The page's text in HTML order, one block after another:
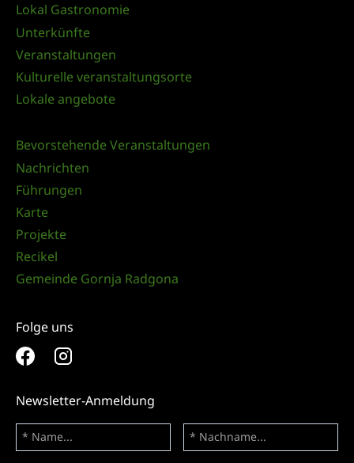
Lokal Gastronomie
Unterkünfte
Veranstaltungen
Kulturelle veranstaltungsorte
Lokale angebote
Bevorstehende Veranstaltungen
Nachrichten
Führungen
Karte
Projekte
Recikel
Gemeinde Gornja Radgona
Folge uns
Newsletter-Anmeldung